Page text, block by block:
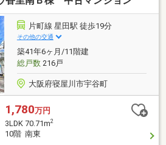
片町線 星田駅 徒歩19分
その他の交通
築41年6ヶ月/11階建
総戸数216戸
大阪府寝屋川市宇谷町
1,780万円
3LDK 70.71m2
10階 南東